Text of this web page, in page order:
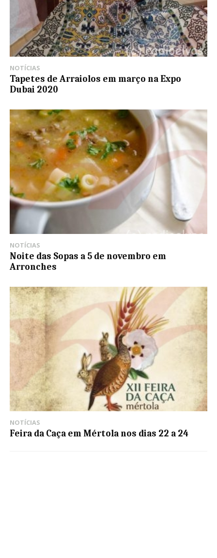
NOTÍCIAS
Tapetes de Arraiolos em março na Expo
Dubai 2020
NOTÍCIAS
Noite das Sopas a 5 de novembro em
Arronches
NOTÍCIAS
Feira da Caça em Mértola nos dias 22 a 24